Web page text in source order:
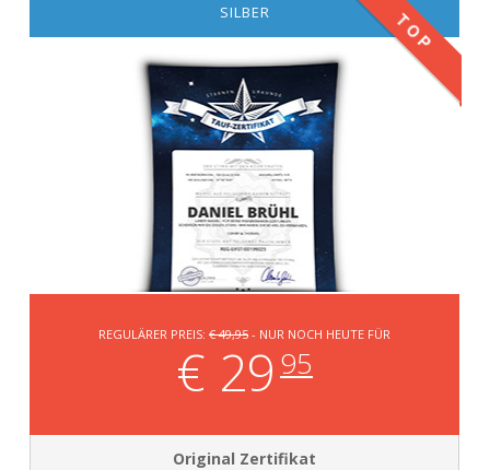
SILBER
REGULÄRER PREIS: € 49,95 - NUR NOCH HEUTE FÜR
€ 29 95
TOP